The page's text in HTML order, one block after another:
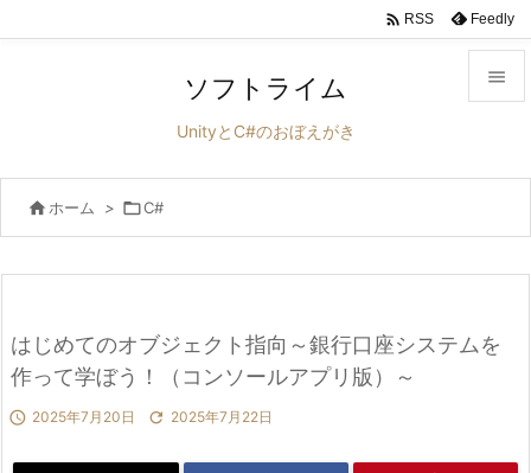


前へ
次へ
 RSS Feedly
ソフトライム
UnityとC#のおぼえがき
 ホーム > C#
はじめてのオブジェクト指向～銀行口座システムを
作って学ぼう！（コンソールアプリ版）～
 2025年7月20日  2025年7月22日